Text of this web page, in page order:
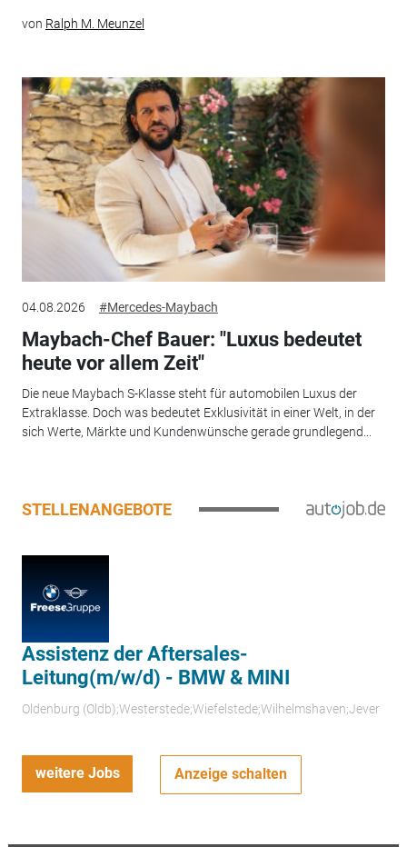
von Ralph M. Meunzel
04.08.2026 #Mercedes-Maybach
Maybach-Chef Bauer: "Luxus bedeutet
heute vor allem Zeit"
Die neue Maybach S-Klasse steht für automobilen Luxus der
Extraklasse. Doch was bedeutet Exklusivität in einer Welt, in der
sich Werte, Märkte und Kundenwünsche gerade grundlegend...
STELLENANGEBOTE
Assistenz der Aftersales-
Leitung(m/w/d) - BMW & MINI
Oldenburg (Oldb);Westerstede;Wiefelstede;Wilhelmshaven;Jever
weitere Jobs Anzeige schalten